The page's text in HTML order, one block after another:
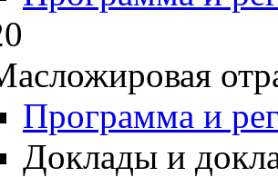
Программа и
Доклады и